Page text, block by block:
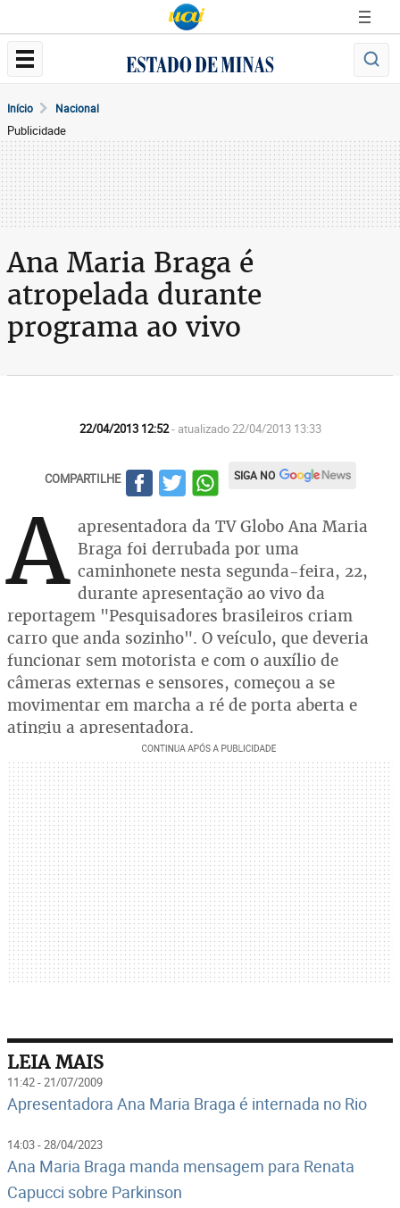
Início Nacional
Publicidade
Ana Maria Braga é
atropelada durante
programa ao vivo
22/04/2013 12:52- atualizado 22/04/2013 13:33
COMPARTILHE SIGA NO
A apresentadora da TV Globo Ana Maria
Braga foi derrubada por uma
caminhonete nesta segunda-feira, 22,
durante apresentação ao vivo da
reportagem "Pesquisadores brasileiros criam
carro que anda sozinho". O veículo, que deveria
funcionar sem motorista e com o auxílio de
câmeras externas e sensores, começou a se
movimentar em marcha a ré de porta aberta e
atingiu a apresentadora.
LEIA MAIS
11:42 - 21/07/2009
Apresentadora Ana Maria Braga é internada no Rio
14:03 - 28/04/2023
Ana Maria Braga manda mensagem para Renata
Capucci sobre Parkinson